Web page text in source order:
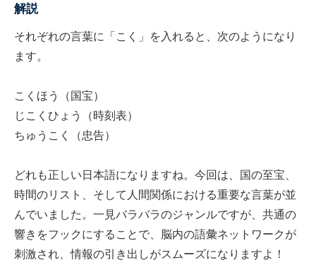
解説
それぞれの言葉に「こく」を入れると、次のようになり
ます。
こくほう（国宝）
じこくひょう（時刻表）
ちゅうこく（忠告）
どれも正しい日本語になりますね。今回は、国の至宝、
時間のリスト、そして人間関係における重要な言葉が並
んでいました。一見バラバラのジャンルですが、共通の
響きをフックにすることで、脳内の語彙ネットワークが
刺激され、情報の引き出しがスムーズになりますよ！